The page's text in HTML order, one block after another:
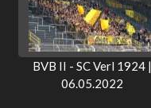
BVB II - SC Verl 1924 |
06.05.2022